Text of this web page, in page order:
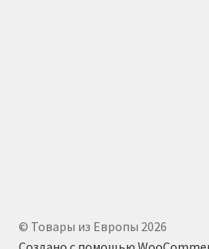
© Товары из Европы 2026